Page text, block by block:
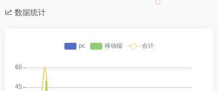
数据统计